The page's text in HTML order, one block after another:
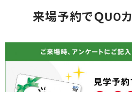
来場予約でＱUOカ